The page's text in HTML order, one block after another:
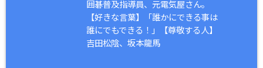
囲碁普及指導員、元電気屋さん。
【好きな言葉】「誰かにできる事は
誰にでもできる！」【尊敬する人】
吉田松陰、坂本龍馬